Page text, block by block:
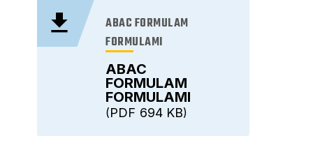
ABAC
FORMULAM
FORMULAMI
ABAC FORMULAM
FORMULAMI
694 KB
PDF